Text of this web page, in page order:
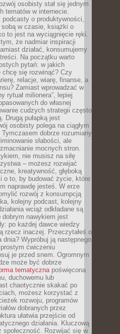
osobisty stał się jednym
tematów w internecie.
o produktywności,
w czasie, książki o
to jest na wyciągnięcie ręki.
że nadmiar inspiracji
działać, konsumujemy
Na początku warto
pytań: w jakich
chcę się rozwinąć? Czy
relacje, wiarę, finanse, a
Zamiast wprowadzać w
rytuał milionera”, lepiej
do własnej
cudzych strategii często
Drugą pułapką jest
osobisty polega na ciągłym
Tymczasem dobrze rozumiany
słabości, ale
mocnych stron.
nie musisz na siłę
– możesz rozwijać
kreatywność, głęboką
o to, by budować życie, które
naprawdę jesteś. W erze
rozwój z konsumpcją
kolejny podcast, kolejny
wciąż odkładane są
dobrym nawykiem jest
po każdej dawce wiedzy
rzecz inaczej. Przeczytałeś o
dnia? Wypróbuj ją następnego
prostym ćwiczeniu
je przed snem. Ogromnym
może być dobrze
tematycznapoświęcona
duchowemu lub
chaotycznie skakać po
możesz korzystać z
rozwoju, programów
dobranych przez
ułatwia przejście od
działania. Kluczową
społeczność. Rozwijać się w